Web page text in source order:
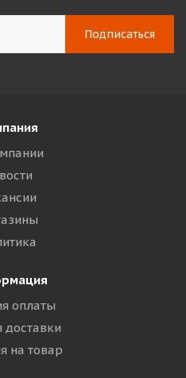
оплаты
доставки
на товар